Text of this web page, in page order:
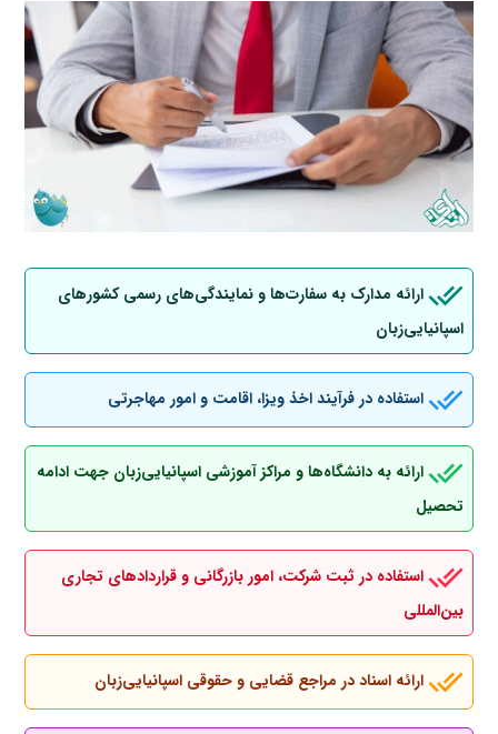
ارائه مدارک به سفارت‌ها و نمایندگی‌های رسمی کشورهای
اسپانیایی‌زبان
استفاده در فرآیند اخذ ویزا، اقامت و امور مهاجرتی
ارائه به دانشگاه‌ها و مراکز آموزشی اسپانیایی‌زبان جهت ادامه
تحصیل
استفاده در ثبت شرکت، امور بازرگانی و قراردادهای تجاری
بین‌المللی
ارائه اسناد در مراجع قضایی و حقوقی اسپانیایی‌زبان